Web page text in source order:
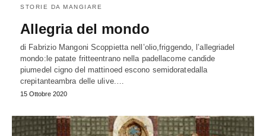
STORIE DA MANGIARE
Allegria del mondo
di Fabrizio Mangoni Scoppietta nell’olio,friggendo, l’allegriadel
mondo:le patate fritteentrano nella padellacome candide
piumedel cigno del mattinoed escono semidoratedalla
crepitanteambra delle ulive.…
15 Ottobre 2020